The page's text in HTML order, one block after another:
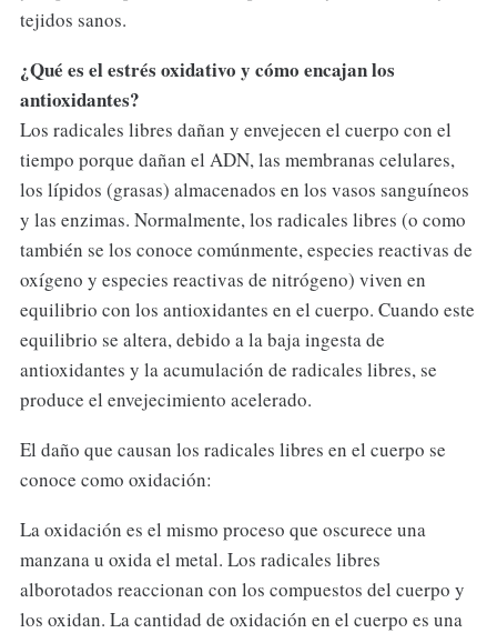
tejidos sanos.
¿Qué es el estrés oxidativo y cómo encajan los
antioxidantes?
Los radicales libres dañan y envejecen el cuerpo con el
tiempo porque dañan el ADN, las membranas celulares,
los lípidos (grasas) almacenados en los vasos sanguíneos
y las enzimas. Normalmente, los radicales libres (o como
también se los conoce comúnmente, especies reactivas de
oxígeno y especies reactivas de nitrógeno) viven en
equilibrio con los antioxidantes en el cuerpo. Cuando este
equilibrio se altera, debido a la baja ingesta de
antioxidantes y la acumulación de radicales libres, se
produce el envejecimiento acelerado.
El daño que causan los radicales libres en el cuerpo se
conoce como oxidación:
La oxidación es el mismo proceso que oscurece una
manzana u oxida el metal. Los radicales libres
alborotados reaccionan con los compuestos del cuerpo y
los oxidan. La cantidad de oxidación en el cuerpo es una